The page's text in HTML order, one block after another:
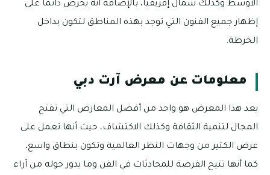
الأوسط وكذلك شمال إفريقيا، بالإضافة أنه يحرص دائما على
إظهار جميع الفنون التي توجد بهذه المناطق لتكون بداخل
الخرطة.
معلومات عن معرض آرت دبي
يعد هذا المعرض هو واحد من أفضل المعارض التي تفتح
المجال لتنمية الثقافة وكذلك الاكتشاف، حيث أنها تعمل على
عرض الكثير من وجهات النظر العالمية وتكون بنطاق واسع،
كما أنها تتيح الفرصة للمحادثات في الفن وما يدور حوله من آراء